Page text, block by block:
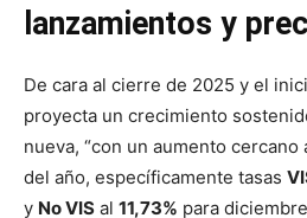
lanzamientos y
De cara al cierre de 2025 y el
proyecta un crecimiento
nueva, “con un aumento cercano
del año, específicamente tasas
y No VIS al 11,73% para